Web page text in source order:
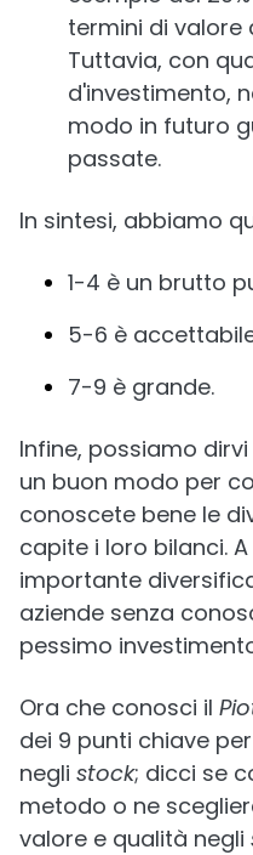
termini di valore
Tuttavia, con
d'investimento,
modo in futuro
passate.
In sintesi, abbiamo
1-4 è un brutto
5-6 è
7-9 è grande.
Infine, possiamo
un buon modo per
conoscete bene le
capite i loro bilanci.
importante
aziende senza
pessimo
Ora che conosci il
dei 9 punti chiave
negli stock; dicci se
metodo o ne
valore e qualità negli